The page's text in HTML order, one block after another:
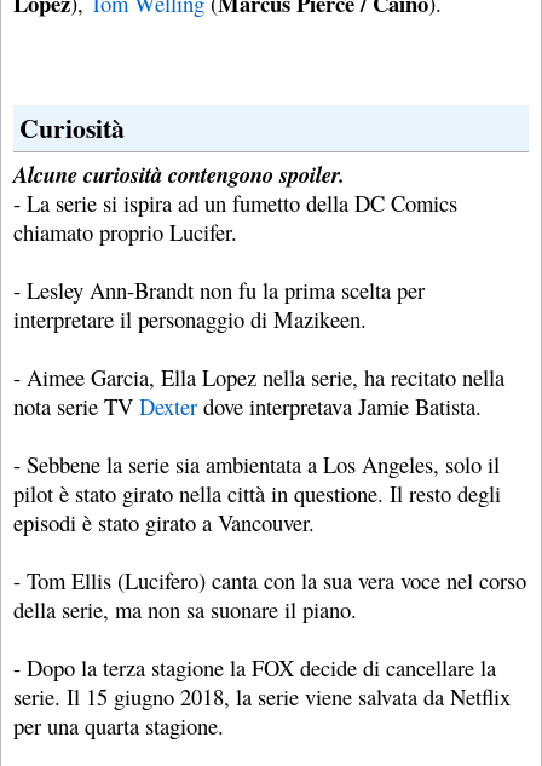
Curiosità
Alcune curiosità contengono spoiler.
- La serie si ispira ad un fumetto della DC Comics
chiamato proprio Lucifer.
- Lesley Ann-Brandt non fu la prima scelta per
interpretare il personaggio di Mazikeen.
- Aimee Garcia, Ella Lopez nella serie, ha recitato nella
nota serie TV Dexter dove interpretava Jamie Batista.
- Sebbene la serie sia ambientata a Los Angeles, solo il
pilot è stato girato nella città in questione. Il resto degli
episodi è stato girato a Vancouver.
- Tom Ellis (Lucifero) canta con la sua vera voce nel corso
della serie, ma non sa suonare il piano.
- Dopo la terza stagione la FOX decide di cancellare la
serie. Il 15 giugno 2018, la serie viene salvata da Netflix
per una quarta stagione.